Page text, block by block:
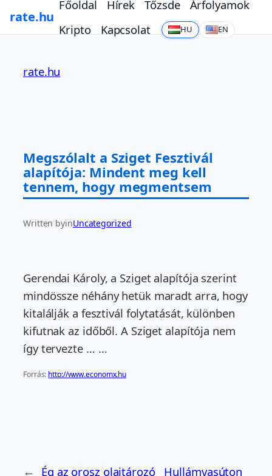
rate.hu
Főoldal Hírek Tőzsde
Árfolyamok
Kripto
Kapcsolat HU EN
tartalomhoz
rate.hu
Megszólalt a Sziget Fesztivál
alapítója: Mindent meg kell
tennem, hogy megmentsem
Written byinUncategorized
Gerendai Károly, a Sziget alapítója szerint
mindössze néhány hetük maradt arra, hogy
kitalálják a fesztivál folytatását, különben
kifutnak az időből. A Sziget alapítója nem
így tervezte … …
Forrás: http://www.economx.hu
← Ég az orosz olajtározó
Hullámvasúton